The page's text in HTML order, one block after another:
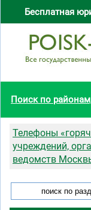
Бесплатная
Поиск по
Телефоны
учреждений,
ведомств